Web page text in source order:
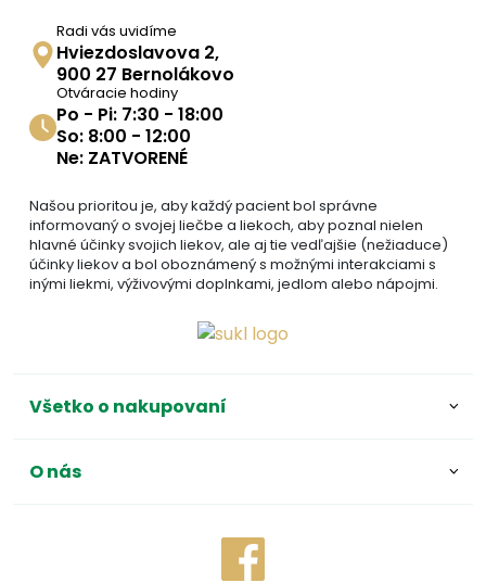
Radi vás uvidíme
Hviezdoslavova 2,
900 27 Bernolákovo
Otváracie hodiny
Po - Pi: 7:30 - 18:00
So: 8:00 - 12:00
Ne: ZATVORENÉ
Našou prioritou je, aby každý pacient bol správne
informovaný o svojej liečbe a liekoch, aby poznal nielen
hlavné účinky svojich liekov, ale aj tie vedľajšie (nežiaduce)
účinky liekov a bol oboznámený s možnými interakciami s
inými liekmi, výživovými doplnkami, jedlom alebo nápojmi.
Všetko o nakupovaní
O nás